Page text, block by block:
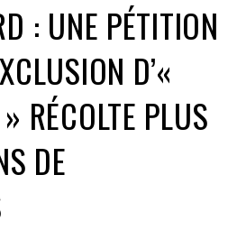
: UNE PÉTITION
D’«
RÉCOLTE PLUS
DE